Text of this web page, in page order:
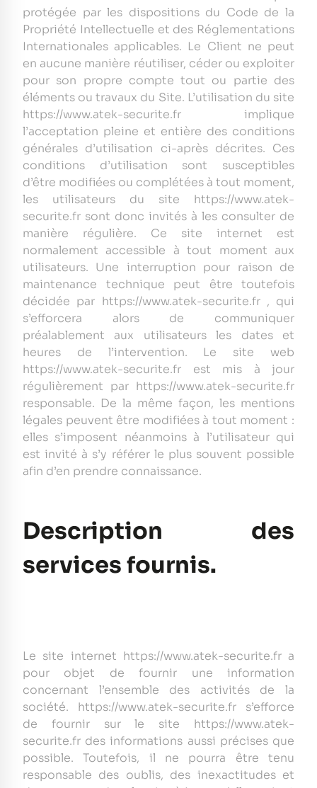
protégée par les dispositions du Code de la
Propriété Intellectuelle et des Réglementations
Internationales applicables. Le Client ne peut
en aucune manière réutiliser, céder ou exploiter
pour son propre compte tout ou partie des
éléments ou travaux du Site. L’utilisation du site
https://www.atek-securite.fr implique
l’acceptation pleine et entière des conditions
générales d’utilisation ci-après décrites. Ces
conditions d’utilisation sont susceptibles
d’être modifiées ou complétées à tout moment,
les utilisateurs du site https://www.atek-
securite.fr sont donc invités à les consulter de
manière régulière. Ce site internet est
normalement accessible à tout moment aux
utilisateurs. Une interruption pour raison de
maintenance technique peut être toutefois
décidée par https://www.atek-securite.fr , qui
s’efforcera alors de communiquer
préalablement aux utilisateurs les dates et
heures de l’intervention. Le site web
https://www.atek-securite.fr est mis à jour
régulièrement par https://www.atek-securite.fr
responsable. De la même façon, les mentions
légales peuvent être modifiées à tout moment :
elles s’imposent néanmoins à l’utilisateur qui
est invité à s’y référer le plus souvent possible
afin d’en prendre connaissance.
Description des
services fournis.
Le site internet https://www.atek-securite.fr a
pour objet de fournir une information
concernant l’ensemble des activités de la
société. https://www.atek-securite.fr s’efforce
de fournir sur le site https://www.atek-
securite.fr des informations aussi précises que
possible. Toutefois, il ne pourra être tenu
responsable des oublis, des inexactitudes et